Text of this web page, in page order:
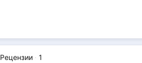
Рецензии · 1